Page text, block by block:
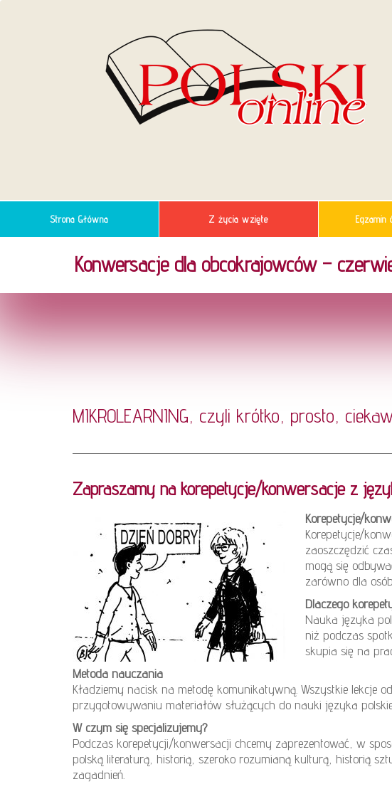
Strona Główna Z życia wzięte Egzamin
Konwersacje dla obcokrajowców –
MIKROLEARNING, czyli krótko, prosto,
Zapraszamy na korepetycje/konwersacje z
Korepetycje/
Korepetycje/
zaoszczędzić
mogą się
zarówno dla
Dlaczego
Nauka języka
niż podczas
skupia się na
Metoda nauczania
Kładziemy nacisk na metodę komunikatywną. Wszystkie lekcje
przygotowywaniu materiałów służących do nauki języka
W czym się specjalizujemy?
Podczas korepetycji/konwersacji chcemy zaprezentować, w
polską literaturą, historią, szeroko rozumianą kulturą, historią
zagadnień.